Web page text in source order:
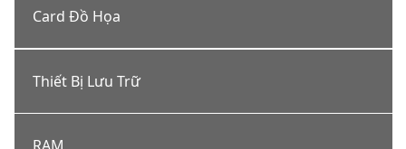
Card Đồ Họa
Thiết Bị Lưu Trữ